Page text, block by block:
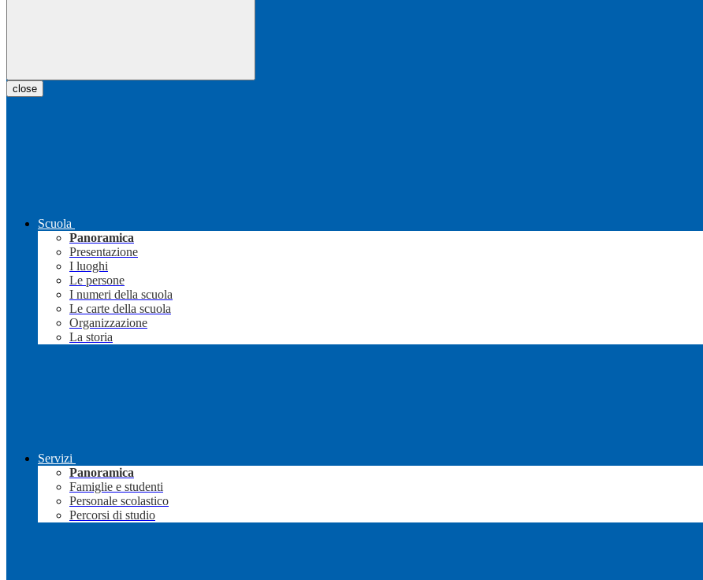
close
Scuola
Panoramica
Presentazione
I luoghi
Le persone
I numeri della scuola
Le carte della scuola
Organizzazione
La storia
Servizi
Panoramica
Famiglie e studenti
Personale scolastico
Percorsi di studio